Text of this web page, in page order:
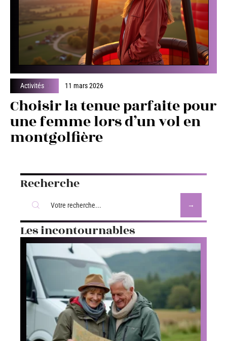
Activités 11 mars 2026
Choisir la tenue parfaite pour
une femme lors d’un vol en
montgolfière
Recherche
Les incontournables